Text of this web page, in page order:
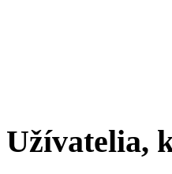
Užívatelia,